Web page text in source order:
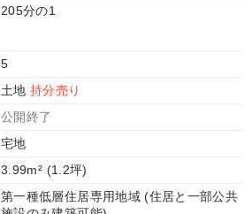
205分の1
5
土地持分売り
公開終了
宅地
3.99m² (1.2坪)
第一種低層住居専用地域 (住居と一部公共